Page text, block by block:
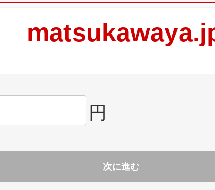
円
次に進む